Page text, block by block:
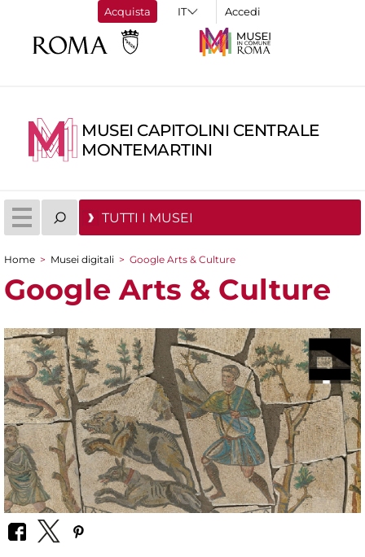
Acquista Accedi
MUSEI CAPITOLINI CENTRALE
MONTEMARTINI
TUTTI I MUSEI
Tu sei qui
Home > Musei digitali > Google Arts & Culture
Google Arts & Culture